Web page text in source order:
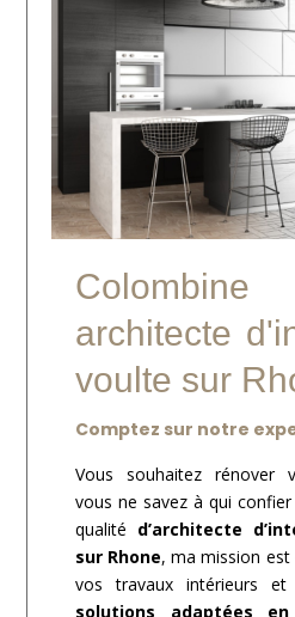
architecte
voulte sur
Comptez sur notre
Vous souhaitez rénover
vous ne savez à qui
qualité d’architecte
sur Rhone, ma mission est
vos travaux intérieurs
solutions adaptées